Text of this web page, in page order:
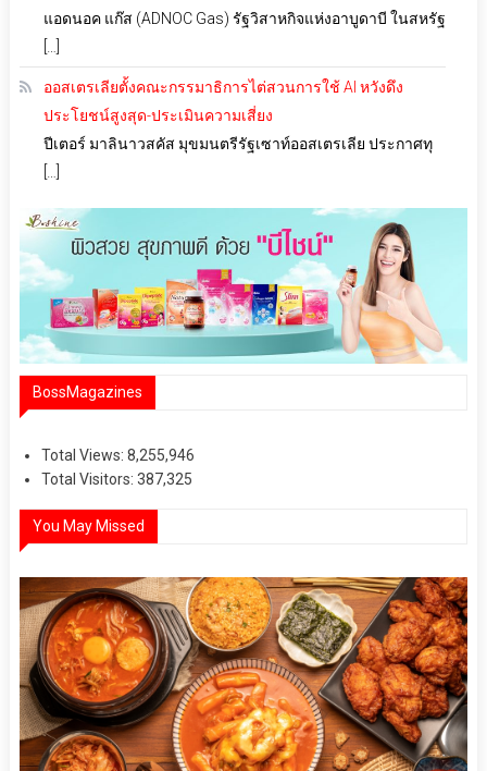
แอดนอค แก๊ส (ADNOC Gas) รัฐวิสาหกิจแห่งอาบูดาบี ในสหรัฐ
ออสเตรเลียตั้งคณะกรรมาธิการไต่สวนการใช้ AI หวังดึง
ประโยชน์สูงสุด-ประเมินความเสี่ยง
ปีเตอร์ มาลินาวสคัส มุขมนตรีรัฐเซาท์ออสเตรเลีย ประกาศทุ
BossMagazines
Total Views: 8,255,946
Total Visitors: 387,325
You May Missed